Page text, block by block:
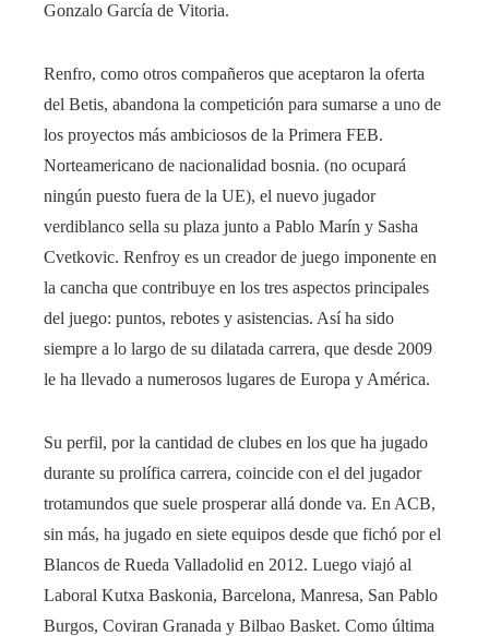
Gonzalo García de Vitoria.
Renfro, como otros compañeros que aceptaron la oferta
del Betis, abandona la competición para sumarse a uno de
los proyectos más ambiciosos de la Primera FEB.
Norteamericano de nacionalidad bosnia. (no ocupará
ningún puesto fuera de la UE), el nuevo jugador
verdiblanco sella su plaza junto a Pablo Marín y Sasha
Cvetkovic. Renfroy es un creador de juego imponente en
la cancha que contribuye en los tres aspectos principales
del juego: puntos, rebotes y asistencias. Así ha sido
siempre a lo largo de su dilatada carrera, que desde 2009
le ha llevado a numerosos lugares de Europa y América.
Su perfil, por la cantidad de clubes en los que ha jugado
durante su prolífica carrera, coincide con el del jugador
trotamundos que suele prosperar allá donde va. En ACB,
sin más, ha jugado en siete equipos desde que fichó por el
Blancos de Rueda Valladolid en 2012. Luego viajó al
Laboral Kutxa Baskonia, Barcelona, ​​Manresa, San Pablo
Burgos, Coviran Granada y Bilbao Basket. Como última